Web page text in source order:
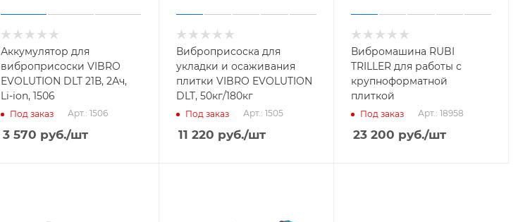
Аккумулятор для
виброприсоски VIBRO
EVOLUTION DLT 21В, 2Ач,
Li-ion, 1506
Под заказ Арт.: 1506
3 570 руб./шт
Виброприсоска для
укладки и осаживания
плитки VIBRO EVOLUTION
DLT, 50кг/180кг
Под заказ Арт.: 1505
11 220 руб./шт
Вибромашина RUBI
TRILLER для работы с
крупноформатной
плиткой
Под заказ Арт.: 18958
23 200 руб./шт